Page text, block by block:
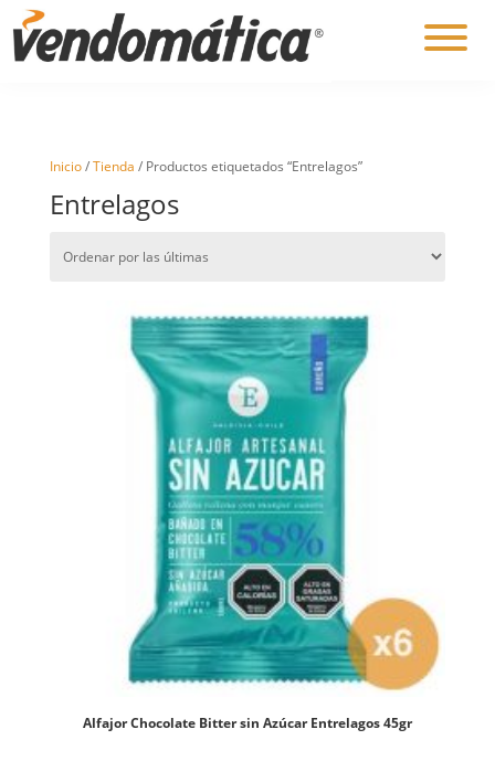
Inicio/Tienda / Productos etiquetados “Entrelagos”
Entrelagos
Alfajor Chocolate Bitter sin Azúcar Entrelagos 45gr